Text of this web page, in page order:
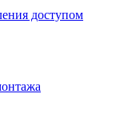
доступом